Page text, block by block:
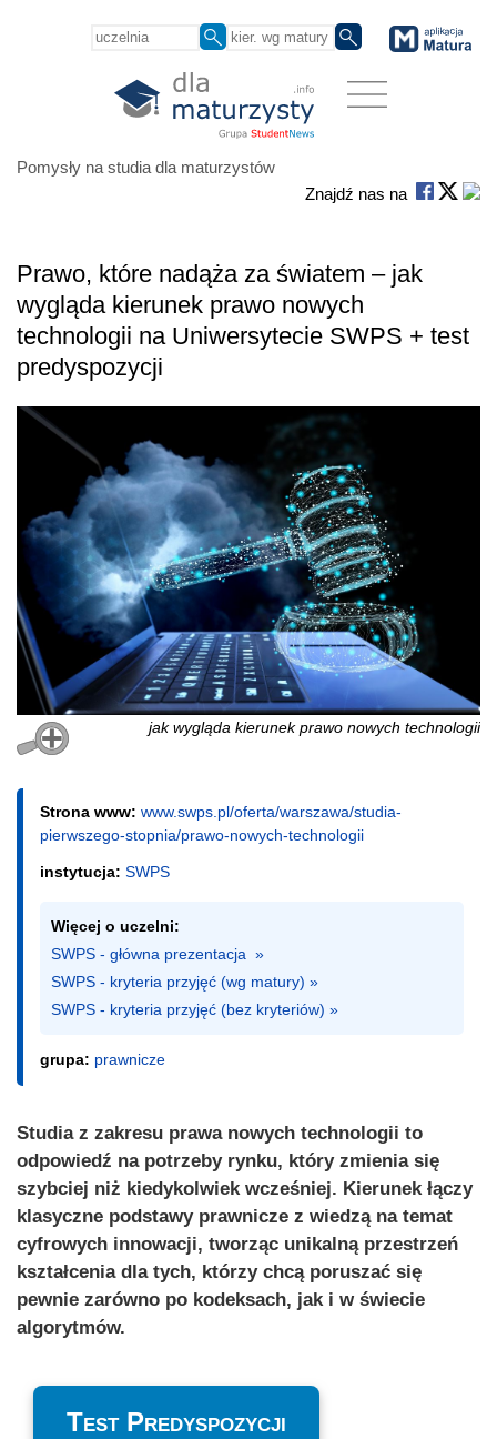
Pomysły na studia dla maturzystów
Znajdź nas na
Prawo, które nadąża za światem – jak
wygląda kierunek prawo nowych
technologii na Uniwersytecie SWPS + test
predyspozycji
jak wygląda kierunek prawo nowych technologii
Strona www: www.swps.pl/oferta/warszawa/studia-
pierwszego-stopnia/prawo-nowych-technologii
instytucja: SWPS
Więcej o uczelni:
SWPS - główna prezentacja  »
SWPS - kryteria przyjęć (wg matury) »
SWPS - kryteria przyjęć (bez kryteriów) »
grupa: prawnicze
Studia z zakresu prawa nowych technologii to
odpowiedź na potrzeby rynku, który zmienia się
szybciej niż kiedykolwiek wcześniej. Kierunek łączy
klasyczne podstawy prawnicze z wiedzą na temat
cyfrowych innowacji, tworząc unikalną przestrzeń
kształcenia dla tych, którzy chcą poruszać się
pewnie zarówno po kodeksach, jak i w świecie
algorytmów.
Test Predyspozycji